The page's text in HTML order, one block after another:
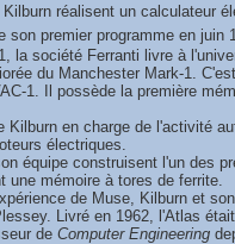
réalisent un calculateur
son premier programme en
la société Ferranti livre à
du Manchester Mark-1.
1. Il possède la première
Kilburn en charge de l'activité
électriques.
équipe construisent l'un des
une mémoire à tores de ferrite.
de Muse, Kilburn et
Livré en 1962, l'Atlas
de Computer Engineering